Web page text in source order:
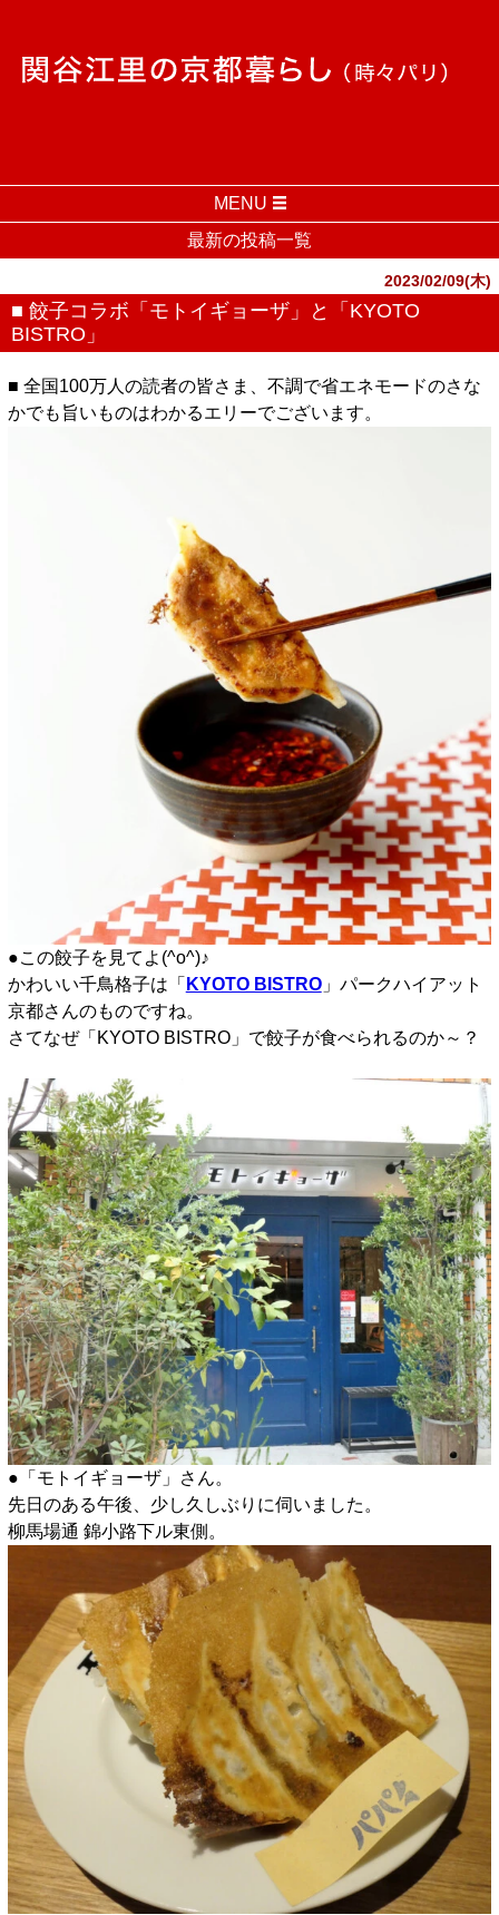
MENU
最新の投稿一覧
2023/02/09(木)
■ 餃子コラボ「モトイギョーザ」と「KYOTO
BISTRO」
■ 全国100万人の読者の皆さま、不調で省エネモードのさな
かでも旨いものはわかるエリーでございます。
●この餃子を見てよ(^o^)♪
かわいい千鳥格子は「 KYOTO BISTRO」パークハイアット
京都さんのものですね。
さてなぜ「KYOTO BISTRO」で餃子が食べられるのか～？
●「モトイギョーザ」さん。
先日のある午後、少し久しぶりに伺いました。
柳馬場通 錦小路下ル東側。